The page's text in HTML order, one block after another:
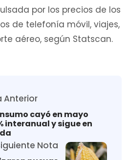
por los precios de los
de telefonía móvil, viajes,
aéreo, según Statscan.
Anterior
cayó en mayo
interanual y sigue en
Nota